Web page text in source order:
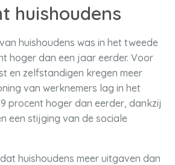
huishoudens
huishoudens was in het tweede
hoger dan een jaar eerder. Voor
en zelfstandigen kregen meer
van werknemers lag in het
procent hoger dan eerder, dankzij
een stijging van de sociale
huishoudens meer uitgaven dan